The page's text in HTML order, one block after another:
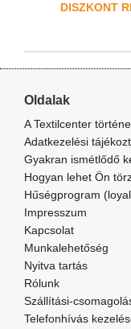
DISZKONT
Oldalak
A Textilcenter
Adatkezelési
Gyakran ismétlődő
Hogyan lehet Ön
Hűségprogram
Impresszum
Kapcsolat
Munkalehetőség
Nyitva tartás
Rólunk
Szállítási-
Telefonhívás